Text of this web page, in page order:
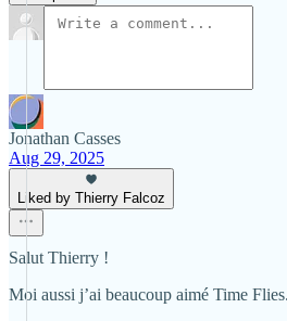
Jonathan Casses
Aug 29, 2025
Liked by Thierry Falcoz
Salut Thierry !
Moi aussi j’ai beaucoup aimé Time Flies.